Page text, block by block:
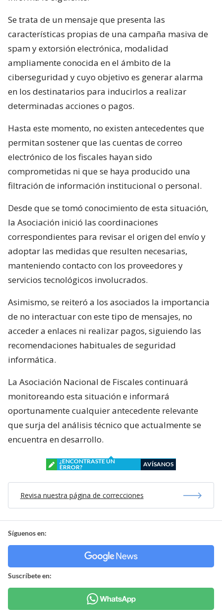
Se trata de un mensaje que presenta las
características propias de una campaña masiva de
spam y extorsión electrónica, modalidad
ampliamente conocida en el ámbito de la
ciberseguridad y cuyo objetivo es generar alarma
en los destinatarios para inducirlos a realizar
determinadas acciones o pagos.
Hasta este momento, no existen antecedentes que
permitan sostener que las cuentas de correo
electrónico de los fiscales hayan sido
comprometidas ni que se haya producido una
filtración de información institucional o personal.
Desde que se tomó conocimiento de esta situación,
la Asociación inició las coordinaciones
correspondientes para revisar el origen del envío y
adoptar las medidas que resulten necesarias,
manteniendo contacto con los proveedores y
servicios tecnológicos involucrados.
Asimismo, se reiteró a los asociados la importancia
de no interactuar con este tipo de mensajes, no
acceder a enlaces ni realizar pagos, siguiendo las
recomendaciones habituales de seguridad
informática.
La Asociación Nacional de Fiscales continuará
monitoreando esta situación e informará
oportunamente cualquier antecedente relevante
que surja del análisis técnico que actualmente se
encuentra en desarrollo.
¿ENCONTRASTE UN
ERROR?
AVÍSANOS
Revisa nuestra página de correcciones
Síguenos en:
Suscríbete en: